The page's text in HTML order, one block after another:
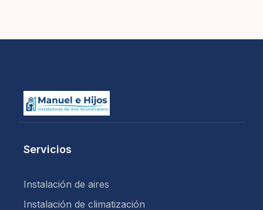
Servicios
Instalación de aires
Instalación de climatización